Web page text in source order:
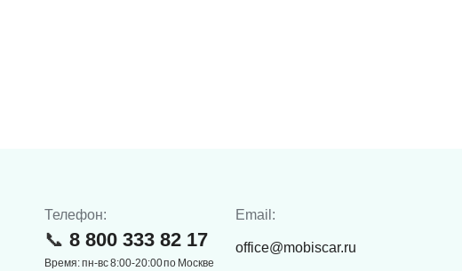
Телефон:
8 800 333 82 17
Время: пн-вс 8:00-20:00 по Москве
Email:
office@mobiscar.ru